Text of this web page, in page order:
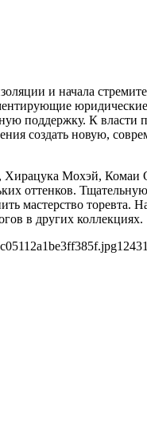
и начала
поддержку. К
создать новую,
Мохэй, Комаи
оттенков.
мастерство торевта.
в других коллекциях.
1243